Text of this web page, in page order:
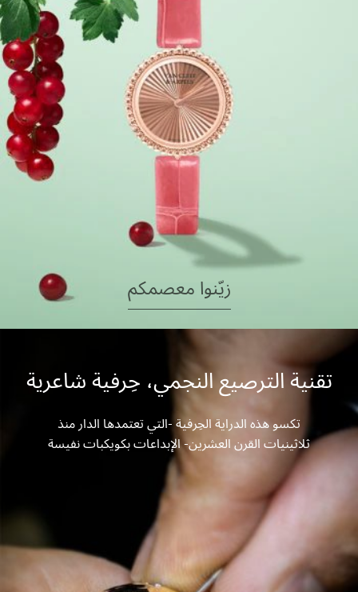
زيّنوا معصمكم
تقنية الترصيع النجمي، حِرفية شاعرية
تكسو هذه الدراية الحِرفية -التي تعتمدها الدار منذ
ثلاثينيات القرن العشرين- الإبداعات بكويكبات نفيسة